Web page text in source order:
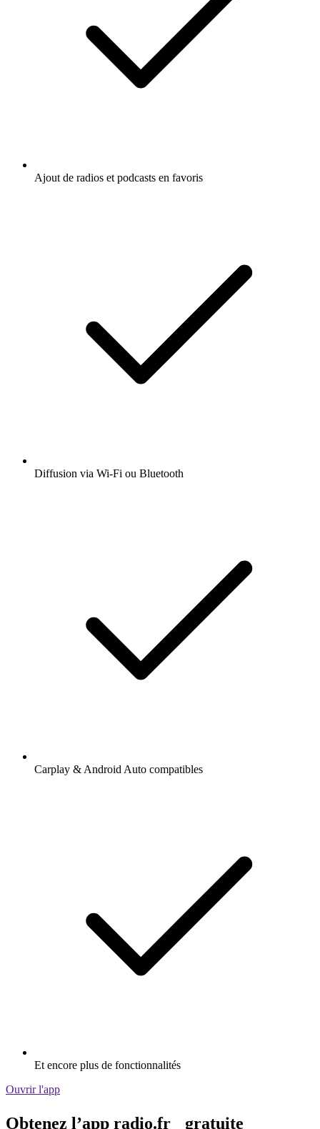
Ajout de radios et podcasts en favoris
Diffusion via Wi-Fi ou Bluetooth
Carplay & Android Auto compatibles
Et encore plus de fonctionnalités
Ouvrir l'app
Obtenez l’app radio.fr gratuite